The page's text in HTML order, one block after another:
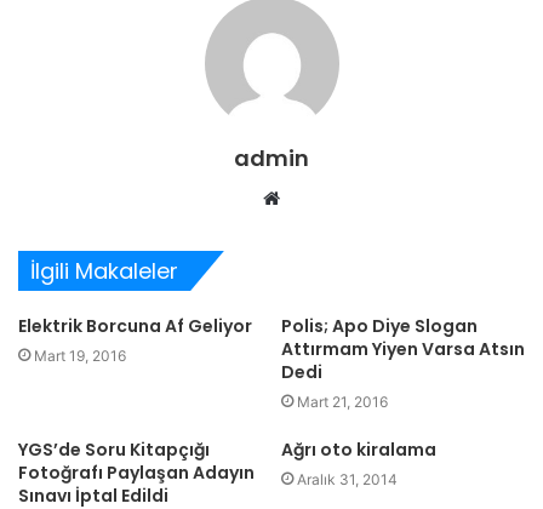
admin
Web
İlgili Makaleler
Elektrik Borcuna Af Geliyor
Mart 19, 2016
Polis; Apo Diye Slogan
Attırmam Yiyen Varsa Atsın
Dedi
Mart 21, 2016
YGS’de Soru Kitapçığı
Fotoğrafı Paylaşan Adayın
Sınavı İptal Edildi
Ağrı oto kiralama
Aralık 31, 2014